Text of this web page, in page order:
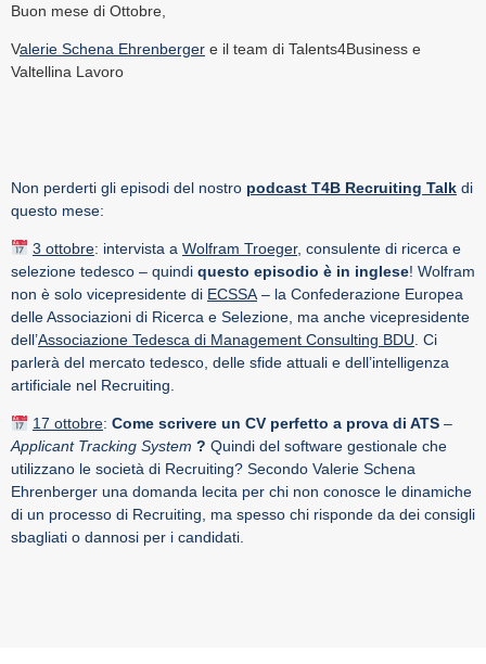
Buon mese di Ottobre,
Valerie Schena Ehrenberger e il team di Talents4Business e
Valtellina Lavoro
Non perderti gli episodi del nostro podcast T4B Recruiting Talk di
questo mese:
3 ottobre: intervista a Wolfram Troeger, consulente di ricerca e
selezione tedesco – quindi questo episodio è in inglese! Wolfram
non è solo vicepresidente di ECSSA – la Confederazione Europea
delle Associazioni di Ricerca e Selezione, ma anche vicepresidente
dell’Associazione Tedesca di Management Consulting BDU . Ci
parlerà del mercato tedesco, delle sfide attuali e dell’intelligenza
artificiale nel Recruiting.
17 ottobre: Come scrivere un CV perfetto a prova di ATS –
Applicant Tracking System ? Quindi del software gestionale che
utilizzano le società di Recruiting? Secondo Valerie Schena
Ehrenberger una domanda lecita per chi non conosce le dinamiche
di un processo di Recruiting, ma spesso chi risponde da dei consigli
sbagliati o dannosi per i candidati.